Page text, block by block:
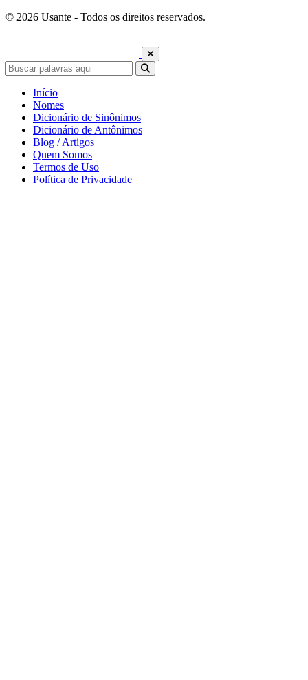
© 2026 Usante - Todos os direitos reservados.
Início
Nomes
Dicionário de Sinônimos
Dicionário de Antônimos
Blog / Artigos
Quem Somos
Termos de Uso
Política de Privacidade